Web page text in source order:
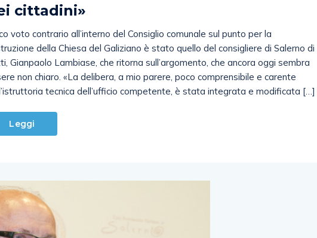
cittadini»
voto contrario all’interno del Consiglio comunale sul punto per la
della Chiesa del Galiziano è stato quello del consigliere di Salerno di
Gianpaolo Lambiase, che ritorna sull’argomento, che ancora oggi sembra
non chiaro. «La delibera, a mio parere, poco comprensibile e carente
tecnica dell’ufficio competente, è stata integrata e modificata […]
Leggi